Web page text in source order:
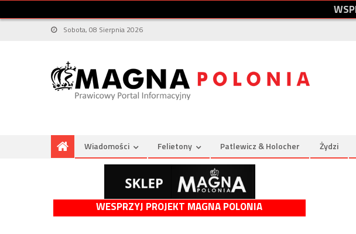
WSP
Sobota, 08 Sierpnia 2026
Wiadomości Felietony Patlewicz & Holocher Żydzi
WESPRZYJ PROJEKT MAGNA POLONIA